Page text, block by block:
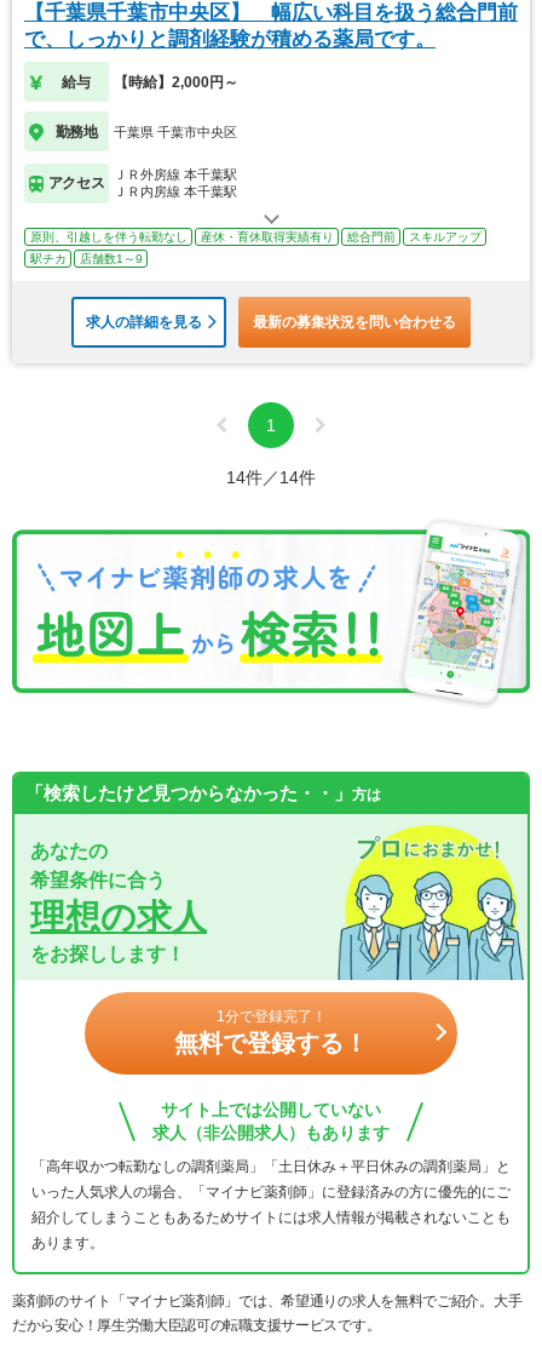
【千葉県千葉市中央区】 幅広い科目を扱う総合門前
で、しっかりと調剤経験が積める薬局です。
給与 【時給】2,000円～
勤務地 千葉県 千葉市中央区
アクセス
ＪＲ外房線 本千葉駅
ＪＲ内房線 本千葉駅
原則、引越しを伴う転勤なし 産休・育休取得実績有り 総合門前
スキルアップ
駅チカ
店舗数1～9
求人の詳細を見る 最新の募集状況を問い合わせる
1
14件／14件
「検索したけど見つからなかった・・」 方は
あなたの
希望条件に合う
理想の求人
をお探しします！
1分で登録完了！
無料で登録する！
サイト上では公開していない
求人（非公開求人）もあります
「高年収かつ転勤なしの調剤薬局」「土日休み＋平日休みの調剤薬局」と
いった人気求人の場合、「マイナビ薬剤師」に登録済みの方に優先的にご
紹介してしまうこともあるためサイトには求人情報が掲載されないことも
あります。
薬剤師のサイト「マイナビ薬剤師」では、希望通りの求人を無料でご紹介。大手
だから安心！厚生労働大臣認可の転職支援サービスです。